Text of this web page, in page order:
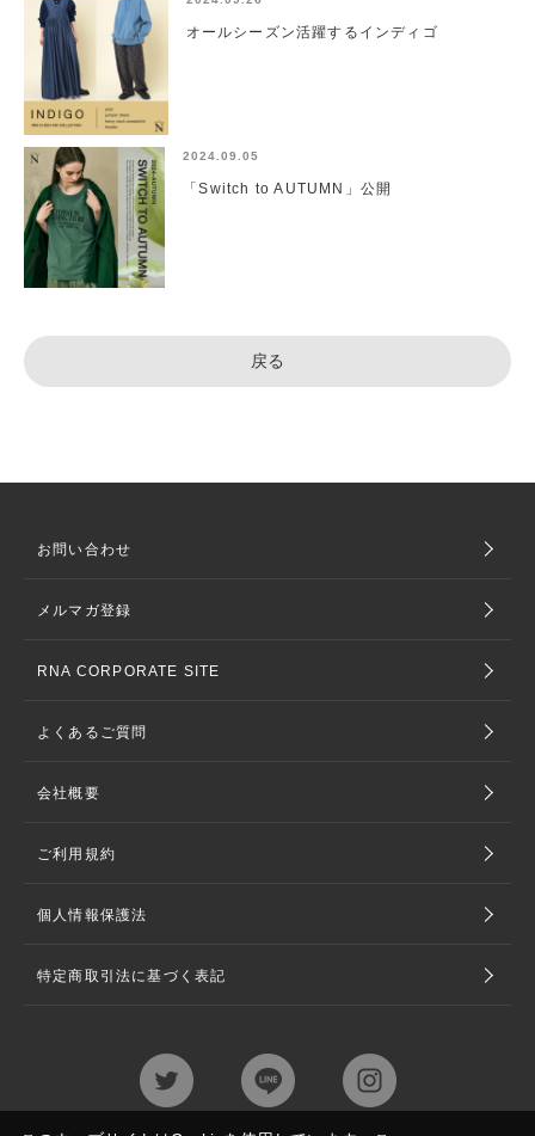
オールシーズン活躍するインディゴ
2024.09.05
「Switch to AUTUMN」公開
お問い合わせ
メルマガ登録
RNA CORPORATE SITE
よくあるご質問
会社概要
ご利用規約
個人情報保護法
特定商取引法に基づく表記